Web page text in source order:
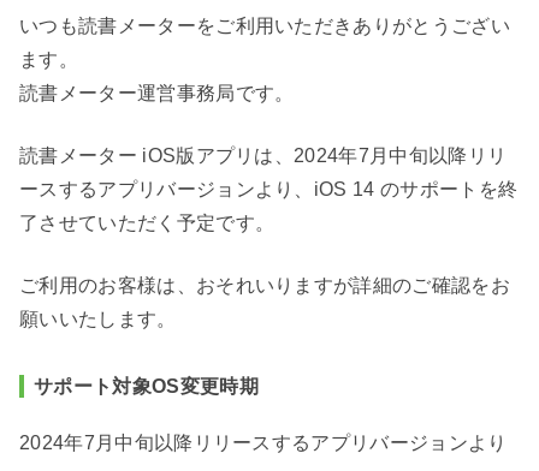
いつも読書メーターをご利用いただきありがとうござい
ます。
読書メーター運営事務局です。
読書メーター iOS版アプリは、2024年7月中旬以降リリ
ースするアプリバージョンより、iOS 14 のサポートを終
了させていただく予定です。
ご利用のお客様は、おそれいりますが詳細のご確認をお
願いいたします。
サポート対象OS変更時期
2024年7月中旬以降リリースするアプリバージョンより